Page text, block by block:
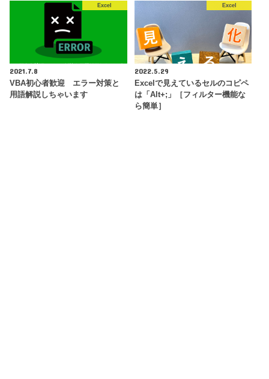
Excel
2021.7.8
VBA初心者歓迎 エラー対策と
用語解説しちゃいます
Excel
2022.5.29
Excelで見えているセルのコピペ
は「Alt+;」［フィルター機能な
ら簡単］